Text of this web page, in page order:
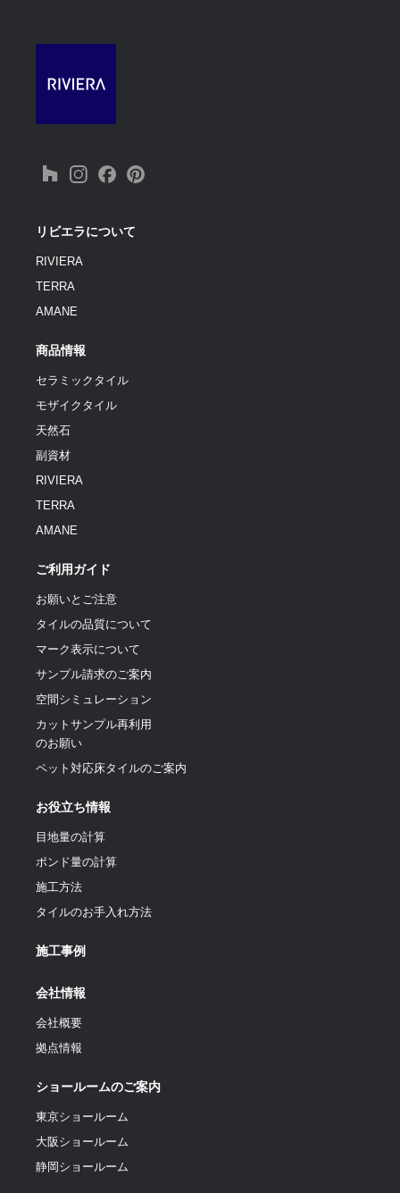
リビエラについて
RIVIERA
TERRA
AMANE
商品情報
セラミックタイル
モザイクタイル
天然石
副資材
RIVIERA
TERRA
AMANE
ご利用ガイド
お願いとご注意
タイルの品質について
マーク表示について
サンプル請求のご案内
空間シミュレーション
カットサンプル再利用
のお願い
ペット対応床タイルのご案内
お役立ち情報
目地量の計算
ポンド量の計算
施工方法
タイルのお手入れ方法
施工事例
会社情報
会社概要
拠点情報
ショールームのご案内
東京ショールーム
大阪ショールーム
静岡ショールーム